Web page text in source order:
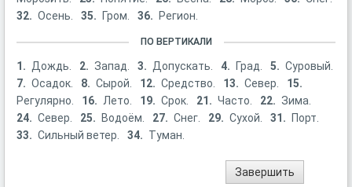
32. Осень. 35. Гром. 36. Регион.
ПО ВЕРТИКАЛИ
1. Дождь. 2. Запад. 3. Допускать. 4. Град. 5. Суровый.
7. Осадок. 8. Сырой. 12. Средство. 13. Север.
15.
Регулярно.
16. Лето. 19. Срок. 21. Часто. 22. Зима.
24. Север. 25. Водоём. 27. Снег. 29. Сухой. 31.
Порт.
33. Сильный ветер. 34. Туман.